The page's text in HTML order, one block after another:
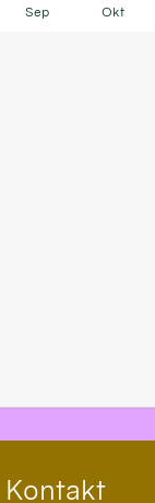
Sep Okt
Kontakt